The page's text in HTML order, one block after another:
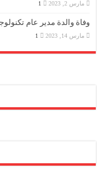
مارس 2, 2023 1
وفاة والدة مدير عام
مارس 14, 2023 1